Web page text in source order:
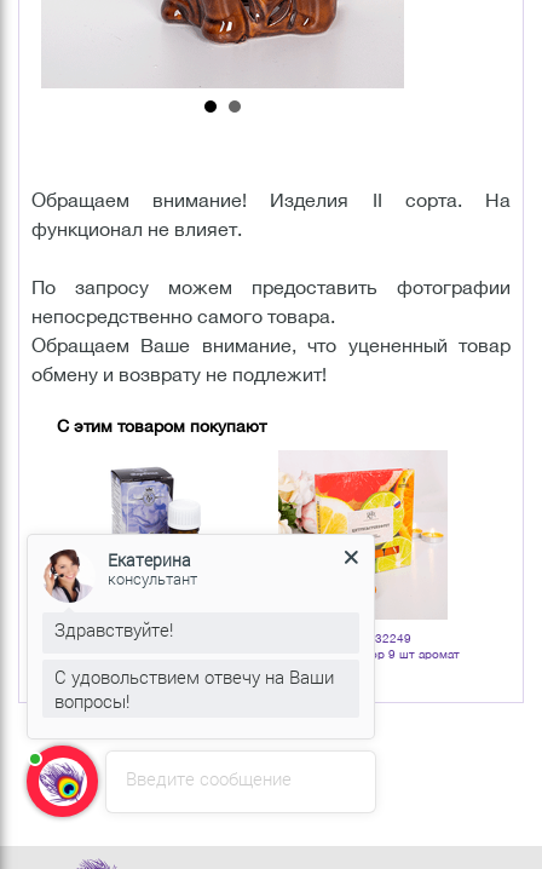
Обращаем внимание! Изделия II сорта. На
функционал не влияет.
По запросу можем предоставить фотографии
непосредственно самого товара.
Обращаем Ваше внимание, что уцененный товар
обмену и возврату не подлежит!
С этим товаром покупают
Артикул: 130968
Артикул: 132249
Свечи чайные Набор 9 шт аромат
Введите сообщение
Екатерина
консультант
Здравствуйте!
С удовольствием отвечу на Ваши
вопросы!